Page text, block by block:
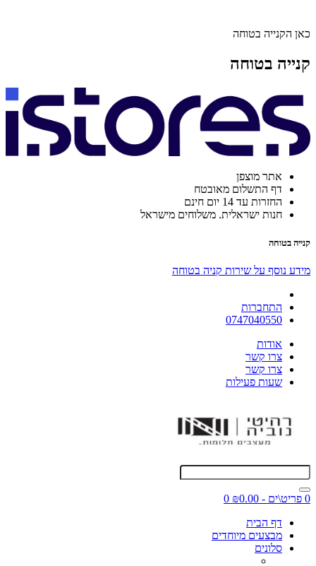
כאן הקנייה בטוחה
קנייה בטוחה
אתר מוצפן
דף התשלום מאובטח
החזרות עד 14 יום חינם
חנות ישראלית. משלוחים מישראל
קנייה בטוחה
מידע נוסף על שירות קניה בטוחה
התחברות
0747040550
אודות
צרו קשר
צרו קשר
שעות פעילות
0 פריט\ים - ₪0.00
0
דף הבית
מבצעים מיוחדים
סלונים